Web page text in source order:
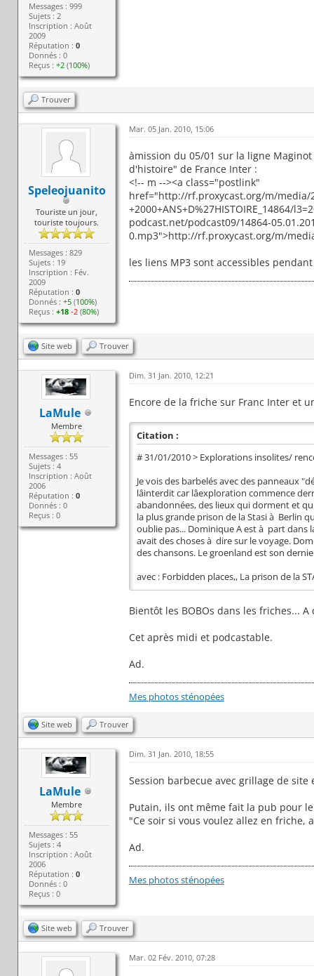
Messages : 999
Sujets : 2
Inscription : Août
2009
Réputation :0
Donnés : 0
Reçus :+2 (100%)
Trouver
Speleojuanito
Touriste un jour,
touriste toujours.
Messages : 829
Sujets : 19
Inscription : Fév.
2009
Réputation :0
Donnés :+5 (100%)
Reçus :+18 -2 (80%)
Mar. 05 Jan. 2010, 15:06
àmission du 05/01 sur la ligne
d'histoire" de France Inter :
<!-- m --><a class="postlink"
href="http://rf.proxycast.org/m/media/
+2000+ANS+D%27HISTOIRE_14864/
podcast.net/podcast09/14864-
0.mp3">http://rf.proxycast.org/m/
les liens MP3 sont accessibles
Site web Trouver
LaMule
Membre
Messages : 55
Sujets : 4
Inscription : Août
2006
Réputation :0
Donnés : 0
Reçus : 0
Dim. 31 Jan. 2010, 12:21
Encore de la friche sur Franc Inter et
Citation :
# 31/01/2010 > Explorations insolites/
Je vois des barbelés avec des panneaux
lâinterdit car lâexploration commence
abandonnées, des lieux qui dorment et
la plus grande prison de la Stasi à Berlin qui
oublie pas... Dominique A est à part dans la
avait des choses à dire sur le voyage.
des chansons. Le groenland est son
avec : Forbidden places,, La prison de la
Bientôt les BOBOs dans les friches...
Cet après midi et podcastable.
Ad.
Mes photos sténopées
Site web Trouver
LaMule
Membre
Messages : 55
Sujets : 4
Inscription : Août
2006
Réputation :0
Donnés : 0
Reçus : 0
Dim. 31 Jan. 2010, 18:55
Session barbecue avec grillage de site
Putain, ils ont même fait la pub pour
"Ce soir si vous voulez allez en friche,
Ad.
Mes photos sténopées
Site web Trouver
Mar. 02 Fév. 2010, 07:28